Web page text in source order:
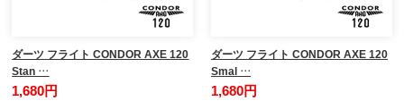
ダーツ フライト CONDOR AXE 120
Stan …
1,680円
ダーツ フライト CONDOR AXE 120
Smal …
1,680円